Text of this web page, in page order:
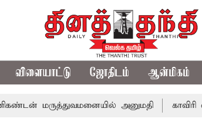
விளையாட்டு ஜோதிடம் ஆன்மிகம்
அனுமதி காவிரி